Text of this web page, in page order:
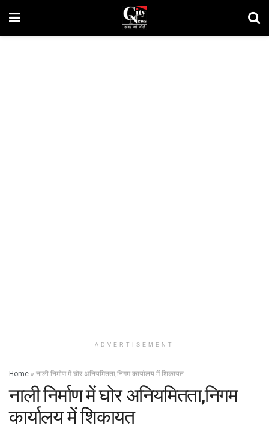
ADVERTISEMENT
Home » नाली निर्माण में घोर अनियमितता,निगम कार्यालय में शिकायत
नाली निर्माण में घोर अनियमितता,निगम
कार्यालय में शिकायत